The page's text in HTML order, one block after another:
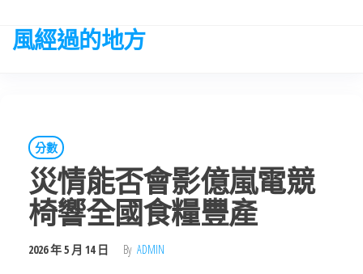
the
風經過的地方
分數
災情能否會影億嵐電競
椅響全國食糧豐產
2026 年 5 月 14 日 By ADMIN